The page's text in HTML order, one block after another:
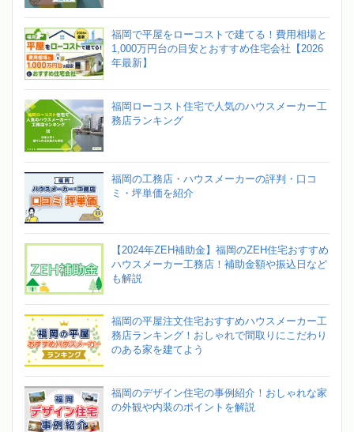
福岡で平屋をローコストで建てる！費用相場と
1,000万円台の目安とおすすめ住宅会社【2026
年最新】
福岡ローコスト住宅で人気のハウスメーカー工
務店ランキング
福岡の工務店・ハウスメーカーの評判・口コ
ミ・坪単価を紹介
【2024年ZEH補助金】福岡のZEH住宅おすすめ
ハウスメーカー工務店！補助金額や振込日など
も解説
福岡の平屋注文住宅おすすめハウスメーカー工
務店ランキング！おしゃれで間取りにこだわり
のある家を建てよう
福岡のデザイン住宅の事例紹介！おしゃれな家
の外観や内装のポイントを解説